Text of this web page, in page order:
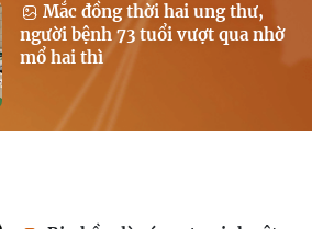
Mắc đồng thời hai ung thư,
người bệnh 73 tuổi vượt qua nhờ
mổ hai thì